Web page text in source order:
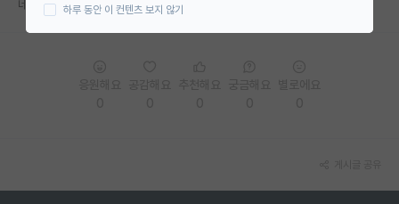
대학원 합격 후기 게시판
취업 게시판
네요. 요즘 켐텍 상황 아시는분들 있을까요?
하루 동안 이 컨텐츠 보지 않기